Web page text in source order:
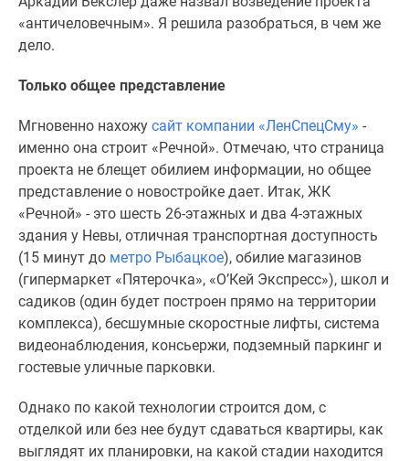
предложения
Апартаменты
Новостройки
комнатные
более
Готовые
новостройки
комнатные
Военная
ипотека
Покупателю
Новостройки
Петербурга
Видеообзор
новостроек
«античеловечным». Я решила разобраться, в чем же
дело.
Только общее представление
Мгновенно нахожу сайт компании «ЛенСпецСму» -
именно она строит «Речной». Отмечаю, что страница
проекта не блещет обилием информации, но общее
представление о новостройке дает. Итак, ЖК
«Речной» - это шесть 26-этажных и два 4-этажных
здания у Невы, отличная транспортная доступность
(15 минут до метро Рыбацкое), обилие магазинов
(гипермаркет «Пятерочка», «О’Кей Экспресс»), школ и
садиков (один будет построен прямо на территории
комплекса), бесшумные скоростные лифты, система
видеонаблюдения, консьержи, подземный паркинг и
гостевые уличные парковки.
Однако по какой технологии строится дом, с
отделкой или без нее будут сдаваться квартиры, как
выглядят их планировки, на какой стадии находится